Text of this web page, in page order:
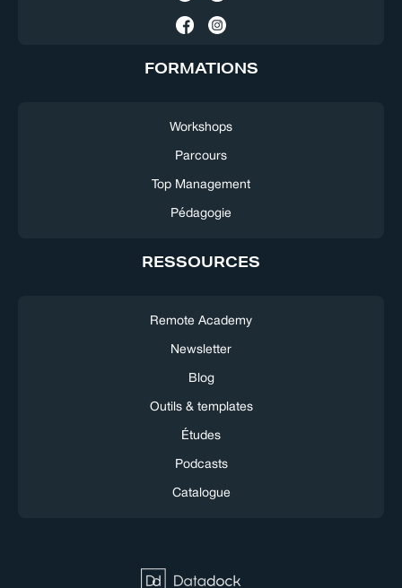
FORMATIONS
Workshops
Parcours
Top Management
Pédagogie
RESSOURCES
Remote Academy
Newsletter
Blog
Outils & templates
Études
Podcasts
Catalogue